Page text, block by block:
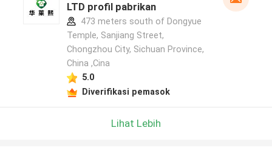
LTD profil pabrikan
473 meters south of Dongyue
Temple, Sanjiang Street,
Chongzhou City, Sichuan Province,
China ,Cina
5.0
Diverifikasi pemasok
Lihat Lebih